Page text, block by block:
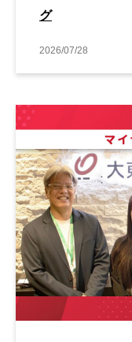
グ
2026/07/28